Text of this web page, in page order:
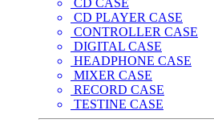
CD CASE
CD PLAYER CASE
CONTROLLER CASE
DIGITAL CASE
HEADPHONE CASE
MIXER CASE
RECORD CASE
TESTINE CASE